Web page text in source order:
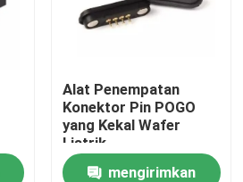
Alat Penempatan
Konektor Pin POGO
yang Kekal Wafer
Listrik
mengirimkan